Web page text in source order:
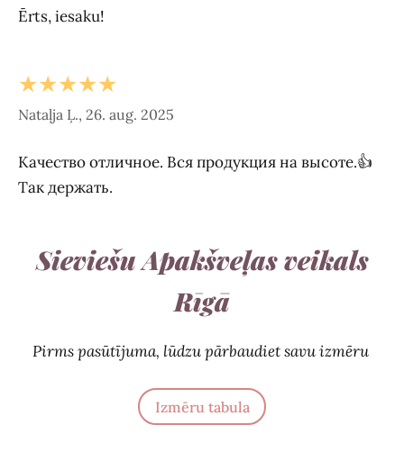
Sieviešu Apakšveļas veikals
Rīgā
Pirms pasūtījuma, lūdzu pārbaudiet savu izmēru
Izmēru tabula
Ērts, iesaku!
★★★★★
Nataļja Ļ., 26. aug. 2025
Качество отличное. Вся продукция на высоте.👍
Так держать.